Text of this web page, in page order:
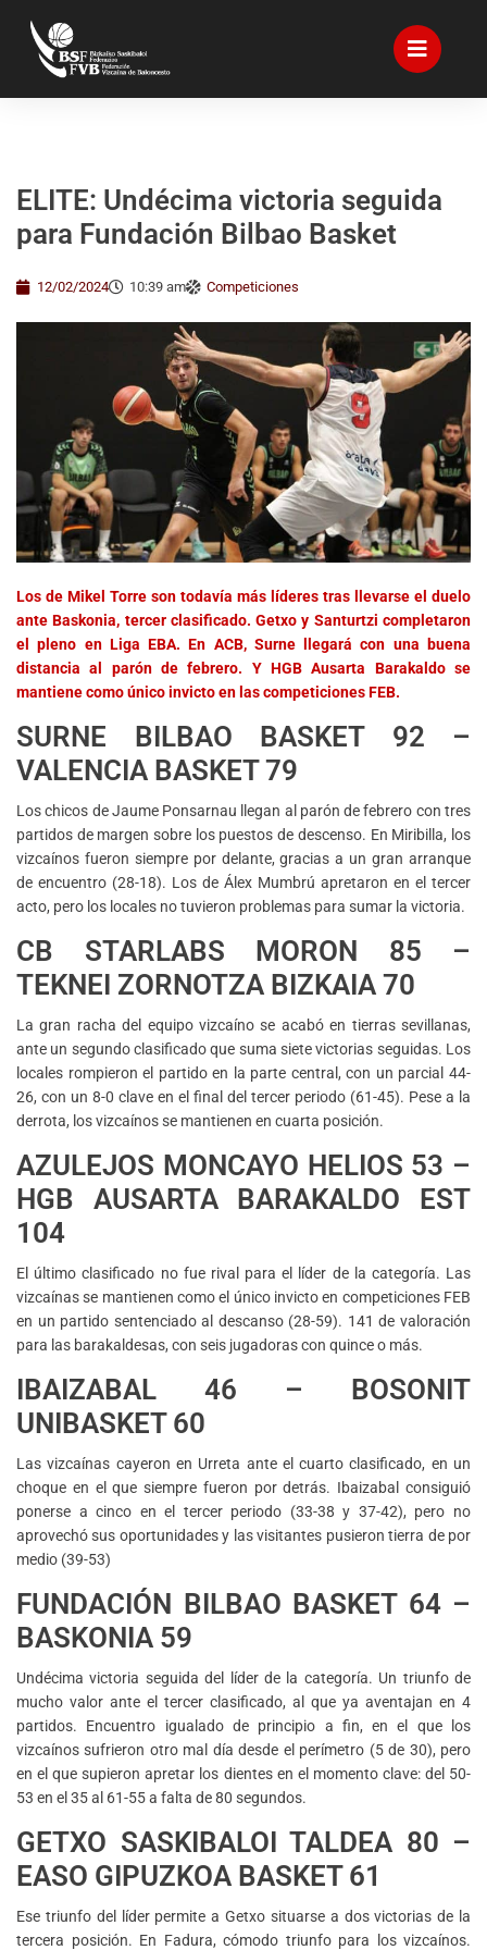
ELITE: Undécima victoria seguida
para Fundación Bilbao Basket
12/02/2024 10:39 am Competiciones
Los de Mikel Torre son todavía más líderes tras llevarse el duelo
ante Baskonia, tercer clasificado. Getxo y Santurtzi completaron
el pleno en Liga EBA. En ACB, Surne llegará con una buena
distancia al parón de febrero. Y HGB Ausarta Barakaldo se
mantiene como único invicto en las competiciones FEB.
SURNE BILBAO BASKET 92 –
VALENCIA BASKET 79
Los chicos de Jaume Ponsarnau llegan al parón de febrero con tres
partidos de margen sobre los puestos de descenso. En Miribilla, los
vizcaínos fueron siempre por delante, gracias a un gran arranque
de encuentro (28-18). Los de Álex Mumbrú apretaron en el tercer
acto, pero los locales no tuvieron problemas para sumar la victoria.
CB STARLABS MORON 85 –
TEKNEI ZORNOTZA BIZKAIA 70
La gran racha del equipo vizcaíno se acabó en tierras sevillanas,
ante un segundo clasificado que suma siete victorias seguidas. Los
locales rompieron el partido en la parte central, con un parcial 44-
26, con un 8-0 clave en el final del tercer periodo (61-45). Pese a la
derrota, los vizcaínos se mantienen en cuarta posición.
AZULEJOS MONCAYO HELIOS 53 –
HGB AUSARTA BARAKALDO EST
104
El último clasificado no fue rival para el líder de la categoría. Las
vizcaínas se mantienen como el único invicto en competiciones FEB
en un partido sentenciado al descanso (28-59). 141 de valoración
para las barakaldesas, con seis jugadoras con quince o más.
IBAIZABAL 46 – BOSONIT
UNIBASKET 60
Las vizcaínas cayeron en Urreta ante el cuarto clasificado, en un
choque en el que siempre fueron por detrás. Ibaizabal consiguió
ponerse a cinco en el tercer periodo (33-38 y 37-42), pero no
aprovechó sus oportunidades y las visitantes pusieron tierra de por
medio (39-53)
FUNDACIÓN BILBAO BASKET 64 –
BASKONIA 59
Undécima victoria seguida del líder de la categoría. Un triunfo de
mucho valor ante el tercer clasificado, al que ya aventajan en 4
partidos. Encuentro igualado de principio a fin, en el que los
vizcaínos sufrieron otro mal día desde el perímetro (5 de 30), pero
en el que supieron apretar los dientes en el momento clave: del 50-
53 en el 35 al 61-55 a falta de 80 segundos.
GETXO SASKIBALOI TALDEA 80 –
EASO GIPUZKOA BASKET 61
Ese triunfo del líder permite a Getxo situarse a dos victorias de la
tercera posición. En Fadura, cómodo triunfo para los vizcaínos.